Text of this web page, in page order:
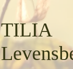
TILIA